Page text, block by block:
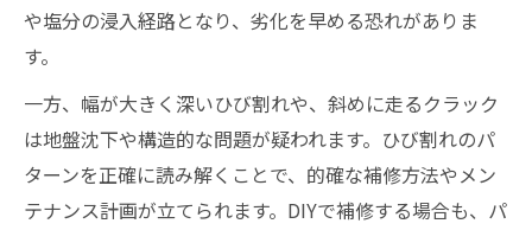
や塩分の浸入経路となり、劣化を早める恐れがありま
す。
一方、幅が大きく深いひび割れや、斜めに走るクラック
は地盤沈下や構造的な問題が疑われます。ひび割れのパ
ターンを正確に読み解くことで、的確な補修方法やメン
テナンス計画が立てられます。DIYで補修する場合も、パ